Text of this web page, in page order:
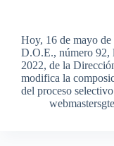
Hoy, 16 de mayo de
D.O.E., número 92,
2022, de la
modifica la
del proceso